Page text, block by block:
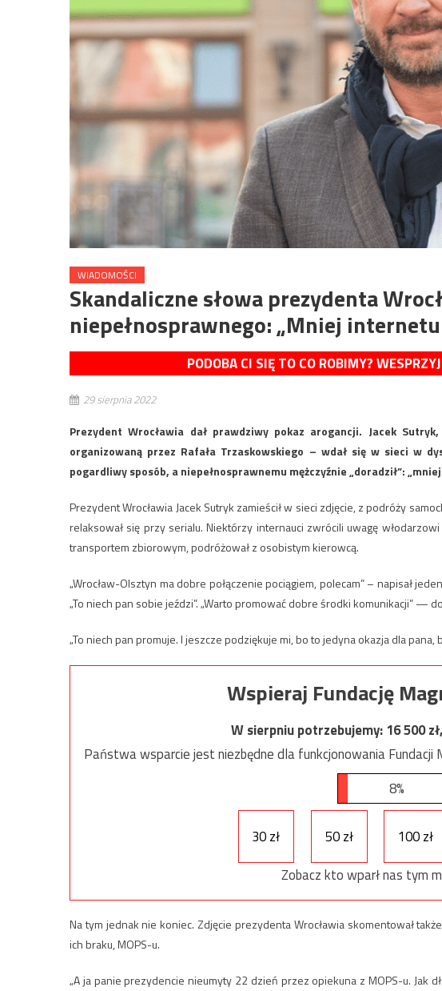
WIADOMOŚCI
Skandaliczne słowa prezydenta
niepełnosprawnego: „Mniej
PODOBA CI SIĘ TO CO ROBIMY?
29 sierpnia 2022
Prezydent Wrocławia dał prawdziwy pokaz arogancji. Jacek
organizowaną przez Rafała Trzaskowskiego – wdał się w sieci w
pogardliwy sposób, a niepełnosprawnemu mężczyźnie „doradził”:
Prezydent Wrocławia Jacek Sutryk zamieścił w sieci zdjęcie, z podróży
relaksował się przy serialu. Niektórzy internauci zwrócili uwagę
transportem zbiorowym, podróżował z osobistym kierowcą.
„Wrocław-Olsztyn ma dobre połączenie pociągiem, polecam” – napisał
„To niech pan sobie jeździ”. „Warto promować dobre środki komunikacji” —
„To niech pan promuje. I jeszcze podziękuje mi, bo to jedyna okazja dla
Wspieraj Fundację
W sierpniu potrzebujemy:16 500
Państwa wsparcie jest niezbędne dla funkcjonowania Fundacji
8%
30 zł 50 zł 100 zł
Zobacz kto wparł nas tym
Na tym jednak nie koniec. Zdjęcie prezydenta Wrocławia skomentował
ich braku, MOPS-u.
„A ja panie prezydencie nieumyty 22 dzień przez opiekuna z MOPS-u. Jak